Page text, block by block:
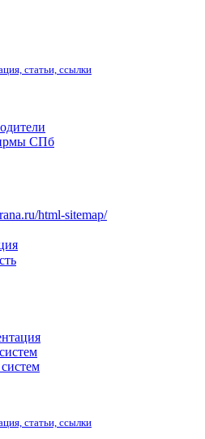
статьи, ссылки
СПб
html-sitemap/
статьи, ссылки